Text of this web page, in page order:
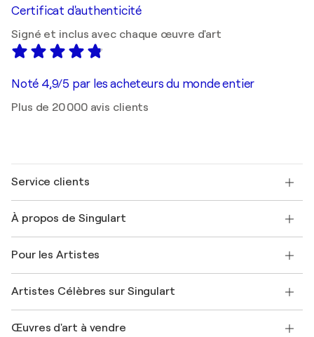
Certificat d'authenticité
Signé et inclus avec chaque œuvre d'art
Noté 4,9/5 par les acheteurs du monde entier
Plus de 20 000 avis clients
Service clients
Expédition
Offrir une carte cadeau
Rejoignez notre programme commercial
Mon compte
+33 1 76 44 06 42
À propos de Singulart
FAQ
Magazine Singulart
Emplois
Découvrez une sélection d'art original
Pour les Artistes
Se connecter en tant qu'Artiste
Artistes Célèbres sur Singulart
Marc Chagall
Œuvres d'art à vendre